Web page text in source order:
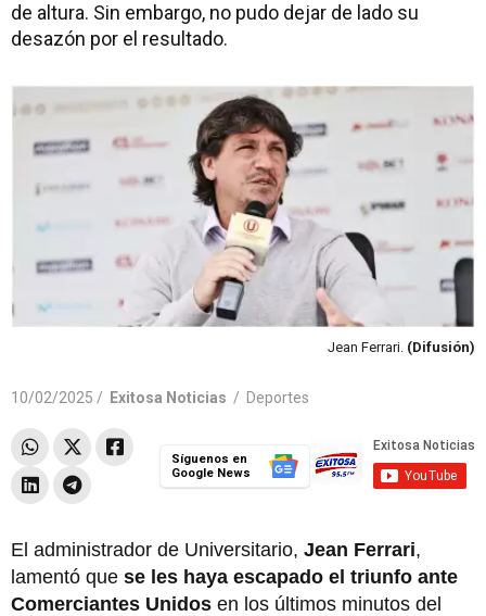
de altura. Sin embargo, no pudo dejar de lado su
desazón por el resultado.
Jean Ferrari. (Difusión)
10/02/2025 / Exitosa Noticias / Deportes
Síguenos en
Google News
El administrador de Universitario, Jean Ferrari,
lamentó que se les haya escapado el triunfo ante
Comerciantes Unidos en los últimos minutos del